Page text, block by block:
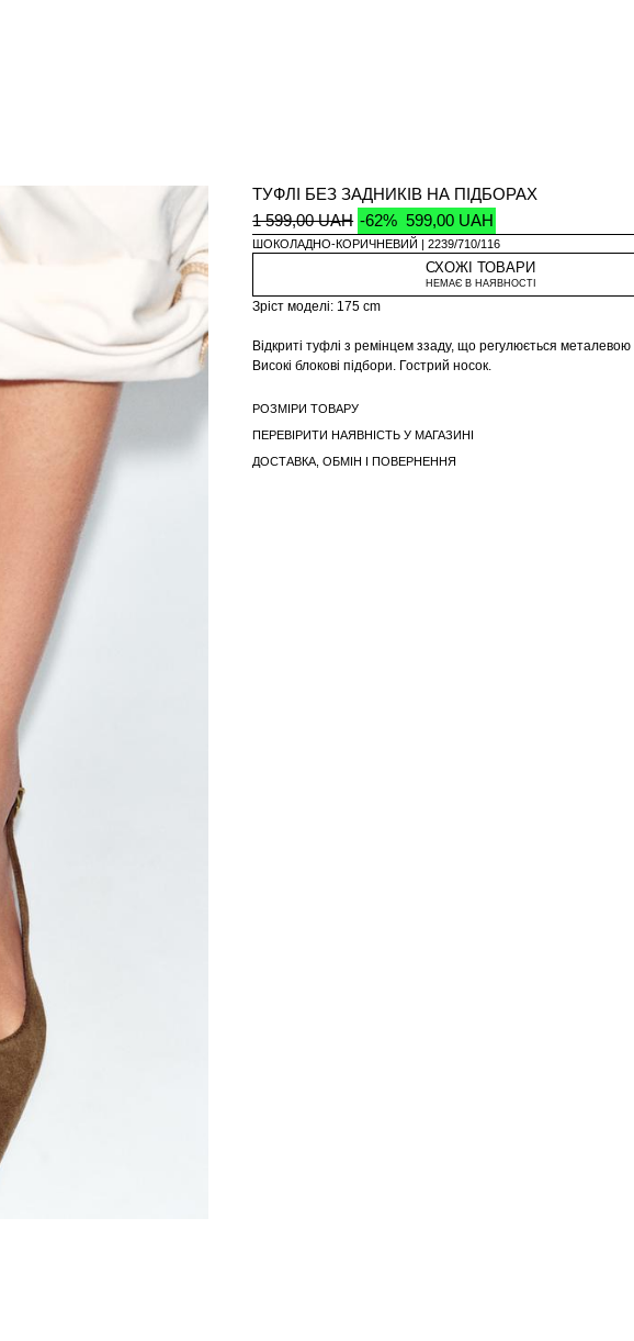
ТУФЛІ БЕЗ ЗАДНИКІВ НА ПІДБОРАХ
1 599,00 UAH -62% 599,00 UAH
ШОКОЛАДНО-КОРИЧНЕВИЙ 2239/710/116
СХОЖІ ТОВАРИ
НЕМАЄ В НАЯВНОСТІ
Зріст моделі: 175 cm
Відкриті туфлі з ремінцем ззаду, що регулюється
Високі блокові підбори. Гострий носок.
Висота підборів: 7,5 см
РОЗМІРИ ТОВАРУ
ПЕРЕВІРИТИ НАЯВНІСТЬ У МАГАЗИНІ
ДОСТАВКА, ОБМІН І ПОВЕРНЕННЯ